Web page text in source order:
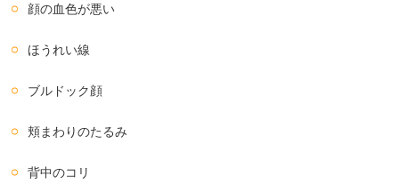
顔の血色が悪い
ほうれい線
ブルドック顔
頬まわりのたるみ
背中のコリ